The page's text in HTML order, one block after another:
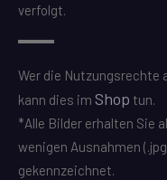
verfolgt.
Wer die Nutzungsrechte
kann dies im Shop tun.
*Alle Bilder erhalten Sie
wenigen Ausnahmen
gekennzeichnet.